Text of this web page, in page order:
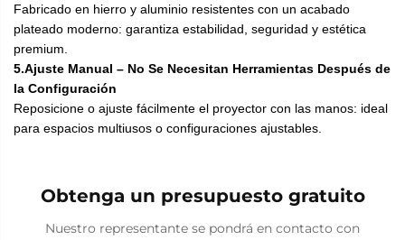
Fabricado en hierro y aluminio resistentes con un acabado
plateado moderno: garantiza estabilidad, seguridad y estética
premium.
5.Ajuste Manual – No Se Necesitan Herramientas Después de
la Configuración
Reposicione o ajuste fácilmente el proyector con las manos: ideal
para espacios multiusos o configuraciones ajustables.
Obtenga un presupuesto gratuito
Nuestro representante se pondrá en contacto con